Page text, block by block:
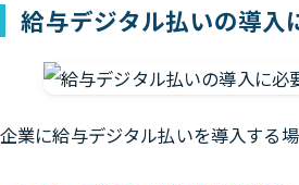
給与デジタル払いの導入
企業に給与デジタル払いを導入する